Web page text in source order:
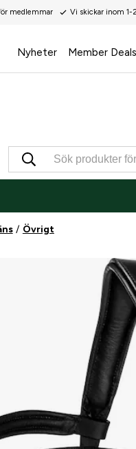
medlemmar Vi skickar inom 1-
Nyheter Member Deals
Övrigt